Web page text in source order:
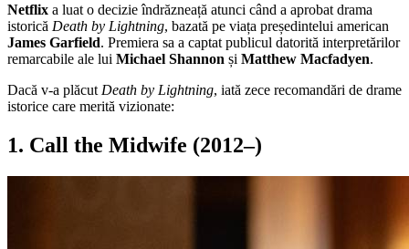
Netflix a luat o decizie îndrăzneață atunci când a aprobat drama
istorică Death by Lightning, bazată pe viața președintelui american
James Garfield. Premiera sa a captat publicul datorită interpretărilor
remarcabile ale lui Michael Shannon și Matthew Macfadyen.
Dacă v-a plăcut Death by Lightning, iată zece recomandări de drame
istorice care merită vizionate:
1. Call the Midwife (2012–)